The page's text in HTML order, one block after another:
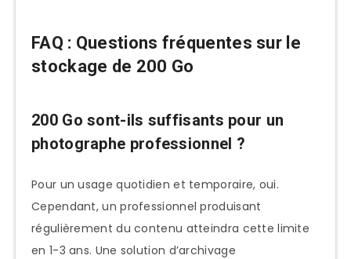
FAQ : Questions fréquentes sur le
stockage de 200 Go
200 Go sont-ils suffisants pour un
photographe professionnel ?
Pour un usage quotidien et temporaire, oui.
Cependant, un professionnel produisant
régulièrement du contenu atteindra cette limite
en 1-3 ans. Une solution d’archivage